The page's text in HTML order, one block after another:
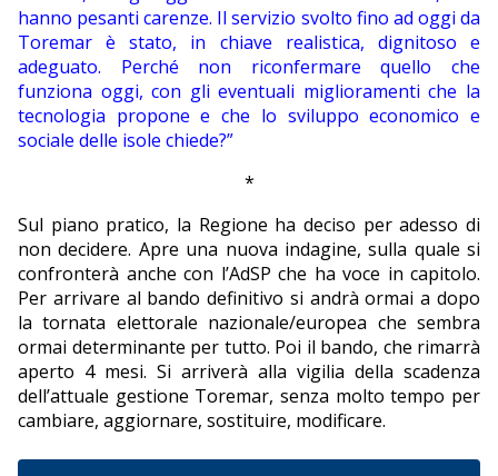
hanno pesanti carenze. Il servizio svolto fino ad oggi da
Toremar è stato, in chiave realistica, dignitoso e
adeguato. Perché non riconfermare quello che
funziona oggi, con gli eventuali miglioramenti che la
tecnologia propone e che lo sviluppo economico e
sociale delle isole chiede?”
*
Sul piano pratico, la Regione ha deciso per adesso di
non decidere. Apre una nuova indagine, sulla quale si
confronterà anche con l’AdSP che ha voce in capitolo.
Per arrivare al bando definitivo si andrà ormai a dopo
la tornata elettorale nazionale/europea che sembra
ormai determinante per tutto. Poi il bando, che rimarrà
aperto 4 mesi. Si arriverà alla vigilia della scadenza
dell’attuale gestione Toremar, senza molto tempo per
cambiare, aggiornare, sostituire, modificare.